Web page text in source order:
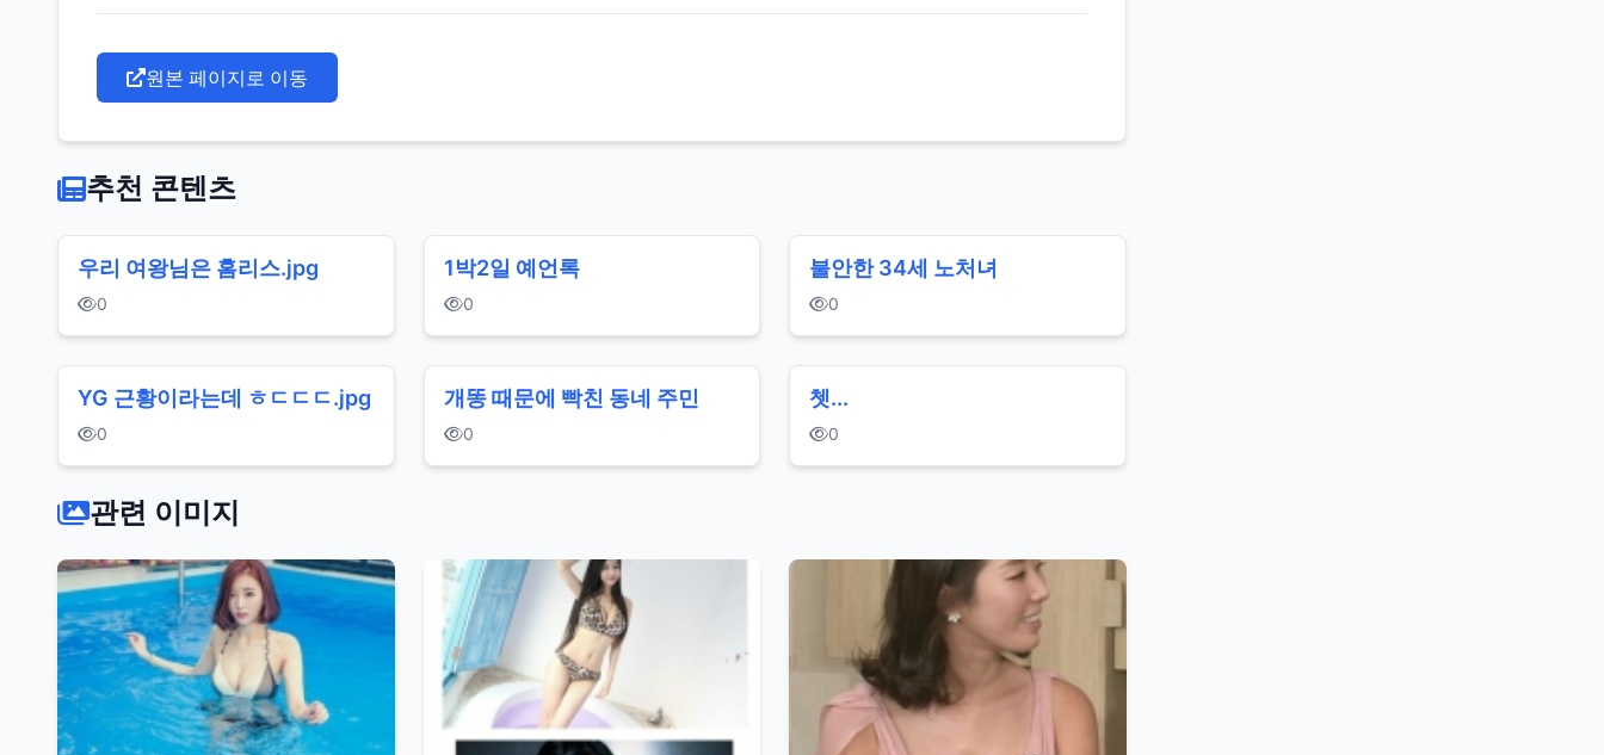
원본 페이지로 이동
추천 콘텐츠
우리 여왕님은 홈리스.jpg
0
1박2일 예언록
0
불안한 34세 노처녀
0
YG 근황이라는데 ㅎㄷㄷㄷ.jpg
0
개똥 때문에 빡친 동네 주민
0
쳇...
0
관련 이미지